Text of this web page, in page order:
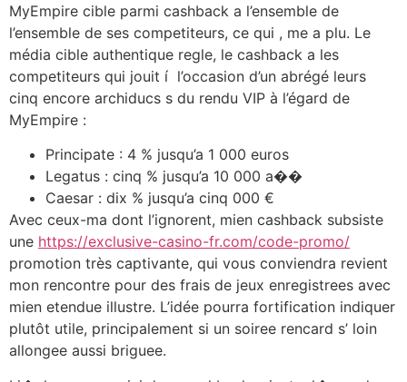
MyEmpire cible parmi cashback a l’ensemble de
l’ensemble de ses competiteurs, ce qui , me a plu. Le
média cible authentique regle, le cashback a les
competiteurs qui jouit í l’occasion d’un abrégé leurs
cinq encore archiducs s du rendu VIP à l’égard de
MyEmpire :
Principate : 4 % jusqu’a 1 000 euros
Legatus : cinq % jusqu’a 10 000 a��
Caesar : dix % jusqu’a cinq 000 €
Avec ceux-ma dont l’ignorent, mien cashback subsiste
une https://exclusive-casino-fr.com/code-promo/
promotion très captivante, qui vous conviendra revient
mon rencontre pour des frais de jeux enregistrees avec
mien etendue illustre. L’idée pourra fortification indiquer
plutôt utile, principalement si un soiree rencard s’ loin
allongee aussi briguee.